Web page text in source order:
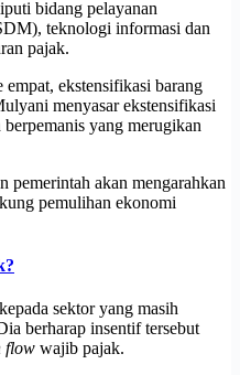
bidang pelayanan
teknologi informasi dan
pajak.
ekstensifikasi barang
menyasar ekstensifikasi
yang merugikan
pemerintah akan mengarahkan
pemulihan ekonomi
sektor yang masih
berharap insentif tersebut
flow wajib pajak.